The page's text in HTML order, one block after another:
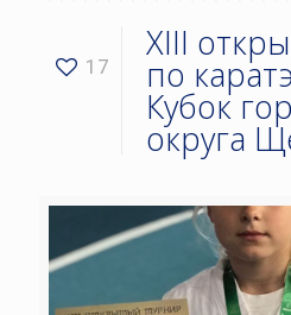
17
XIII
по
Кубок
округа